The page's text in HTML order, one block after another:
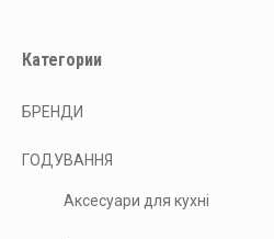
Категории
БРЕНДИ
ГОДУВАННЯ
Аксесуари для кухні